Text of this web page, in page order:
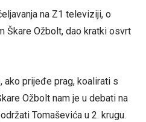
na Z1 televiziji, o
Škare Ožbolt, dao kratki osvrt
ako prijeđe prag, koalirati s
Ožbolt nam je u debati na
Tomaševića u 2. krugu.